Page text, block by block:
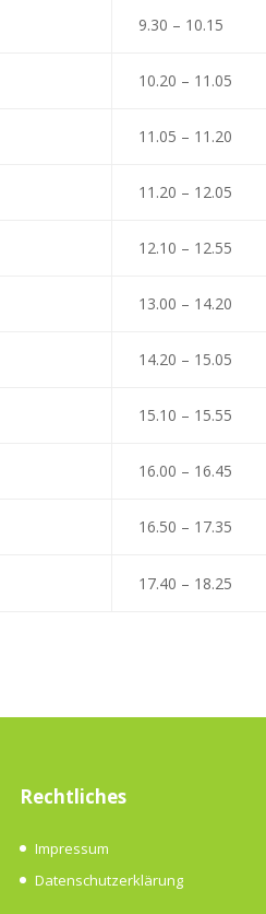
9.30 – 10.15
10.20 – 11.05
11.05 – 11.20
11.20 – 12.05
12.10 – 12.55
13.00 – 14.20
14.20 – 15.05
15.10 – 15.55
16.00 – 16.45
16.50 – 17.35
17.40 – 18.25
Rechtliches
Impressum
Datenschutzerklärung